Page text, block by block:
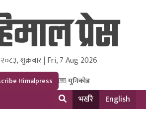
Media and Research Pvt Ltd.
शुक्रबार | Fri, 7 Aug 2026
Himalpress युनिकोड
भर्खरै English